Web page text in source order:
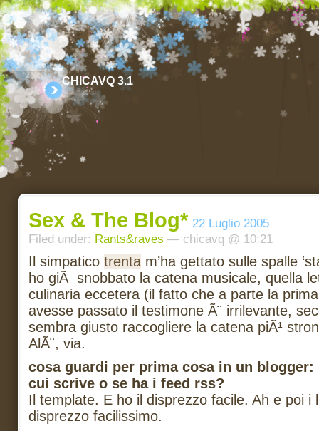
CHICAVQ 3.1
Sex & The Blog* 22 Luglio 2005
Filed under: Rants&raves — chicavq @ 10:21
Il simpatico trenta m’ha gettato sulle spalle
ho giÃ snobbato la catena musicale, quella
culinaria eccetera (il fatto che a parte la
avesse passato il testimone Ã¨ irrilevante,
sembra giusto raccogliere la catena piÃ¹
AlÃ¨, via.
cosa guardi per prima cosa in un
cui scrive o se ha i feed rss?
Il template. E ho il disprezzo facile. Ah e poi i
disprezzo facilissimo.